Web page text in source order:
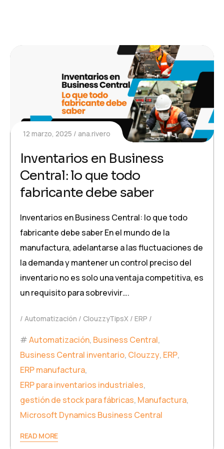
12 marzo, 2025 ana.rivero
Inventarios en Business
Central: lo que todo
fabricante debe saber
Inventarios en Business Central: lo que todo
fabricante debe saber En el mundo de la
manufactura, adelantarse a las fluctuaciones de
la demanda y mantener un control preciso del
inventario no es solo una ventaja competitiva, es
un requisito para sobrevivir….
Automatización ClouzzyTipsX ERP
Automatización, Business Central,
Business Central inventario, Clouzzy, ERP,
ERP manufactura,
ERP para inventarios industriales,
gestión de stock para fábricas, Manufactura,
Microsoft Dynamics Business Central
READ MORE